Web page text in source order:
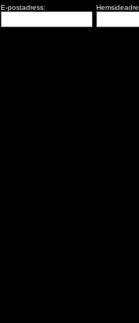
E-postadress: